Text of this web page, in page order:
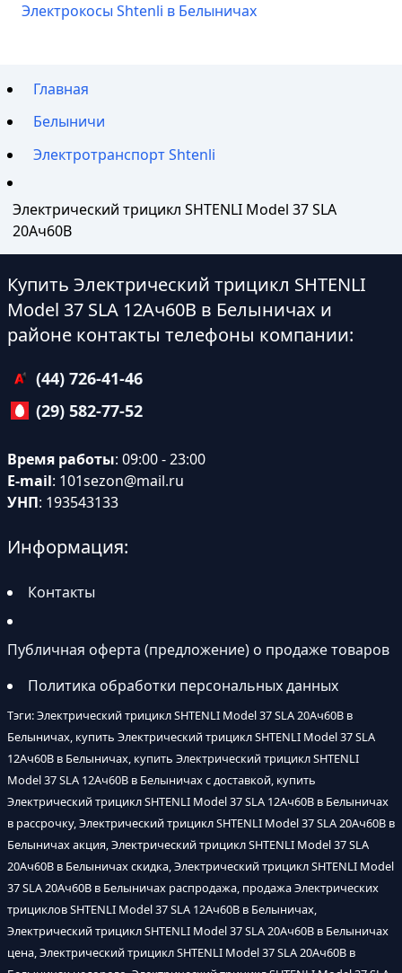
Электрокосы Shtenli в Белыничах
Главная
Белыничи
Электротранспорт Shtenli
Электрический трицикл SHTENLI Model 37 SLA
20Ач60В
Купить Электрический трицикл SHTENLI
Model 37 SLA 12Ач60В в Белыничах и
районе контакты телефоны компании:
(44) 726-41-46
(29) 582-77-52
Время работы: 09:00 - 23:00
E-mail: 101sezon@mail.ru
УНП: 193543133
Информация:
Контакты
Публичная оферта (предложение) о продаже товаров
Политика обработки персональных данных
Тэги: Электрический трицикл SHTENLI Model 37 SLA 20Ач60В в
Белыничах, купить Электрический трицикл SHTENLI Model 37 SLA
12Ач60В в Белыничах, купить Электрический трицикл SHTENLI
Model 37 SLA 12Ач60В в Белыничах с доставкой, купить
Электрический трицикл SHTENLI Model 37 SLA 12Ач60В в Белыничах
в рассрочку, Электрический трицикл SHTENLI Model 37 SLA 20Ач60В в
Белыничах акция, Электрический трицикл SHTENLI Model 37 SLA
20Ач60В в Белыничах скидка, Электрический трицикл SHTENLI Model
37 SLA 20Ач60В в Белыничах распродажа, продажа Электрических
трициклов SHTENLI Model 37 SLA 12Ач60В в Белыничах,
Электрический трицикл SHTENLI Model 37 SLA 20Ач60В в Белыничах
цена, Электрический трицикл SHTENLI Model 37 SLA 20Ач60В в